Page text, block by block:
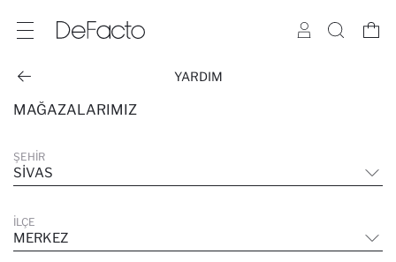
YARDIM
MAĞAZALARIMIZ
ŞEHIR
SIVAS
İLÇE
MERKEZ